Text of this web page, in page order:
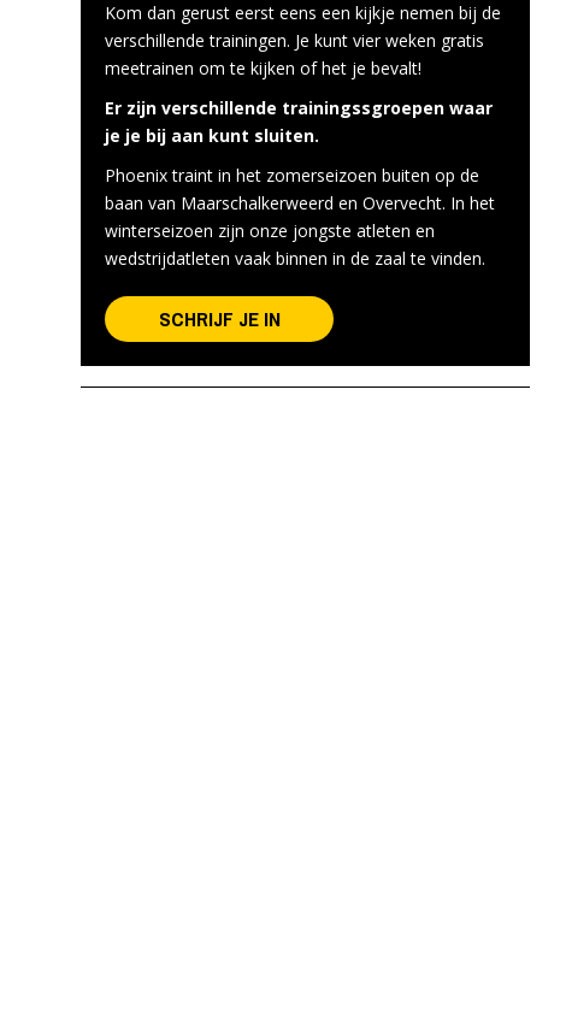
Kom dan gerust eerst eens een kijkje nemen bij de
verschillende trainingen. Je kunt vier weken gratis
meetrainen om te kijken of het je bevalt!
Er zijn verschillende trainingssgroepen waar
je je bij aan kunt sluiten.
Phoenix traint in het zomerseizoen buiten op de
baan van Maarschalkerweerd en Overvecht. In het
winterseizoen zijn onze jongste atleten en
wedstrijdatleten vaak binnen in de zaal te vinden.
SCHRIJF JE IN